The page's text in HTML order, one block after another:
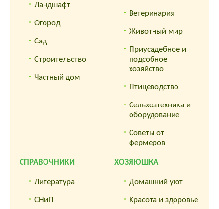
Ландшафт
Огород
Сад
Строительство
Частный дом
Ветеринария
Животный мир
Приусадебное и
подсобное
хозяйство
Птицеводство
Сельхозтехника и
оборудование
Советы от
фермеров
СПРАВОЧНИКИ
Литература
СНиП
ХОЗЯЮШКА
Домашний уют
Красота и здоровье